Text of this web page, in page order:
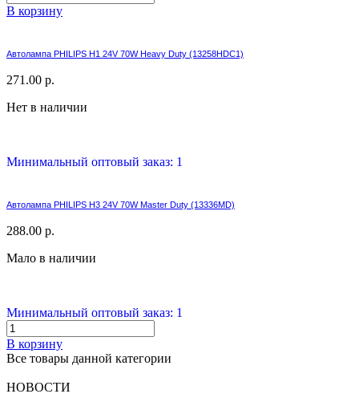
В корзину
Автолампа PHILIPS H1 24V 70W Heavy Duty (13258HDC1)
271.00 р.
Нет в наличии
Минимальный оптовый заказ: 1
Автолампа PHILIPS H3 24V 70W Master Duty (13336MD)
288.00 р.
Мало в наличии
Минимальный оптовый заказ: 1
В корзину
Все товары данной категории
НОВОСТИ